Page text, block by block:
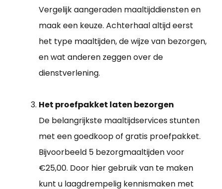
Vergelijk aangeraden maaltijddiensten en
maak een keuze. Achterhaal altijd eerst
het type maaltijden, de wijze van bezorgen,
en wat anderen zeggen over de
dienstverlening.
Het proefpakket laten bezorgen
De belangrijkste maaltijdservices stunten
met een goedkoop of gratis proefpakket.
Bijvoorbeeld 5 bezorgmaaltijden voor
€25,00. Door hier gebruik van te maken
kunt u laagdrempelig kennismaken met